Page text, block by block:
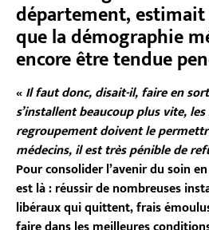
département,
que la démographie
encore être tendue
«Il faut donc, disait-il, faire en
s’installent beaucoup plus vite,
regroupement doivent le
médecins, il est très pénible de
Pour consolider l’avenir du soin
est là : réussir de nombreuses
libéraux qui quittent, frais